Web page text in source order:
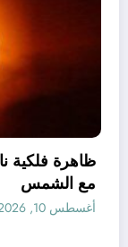
الردع بوابة
القوة الإقليمية
أغسطس 9, 2026